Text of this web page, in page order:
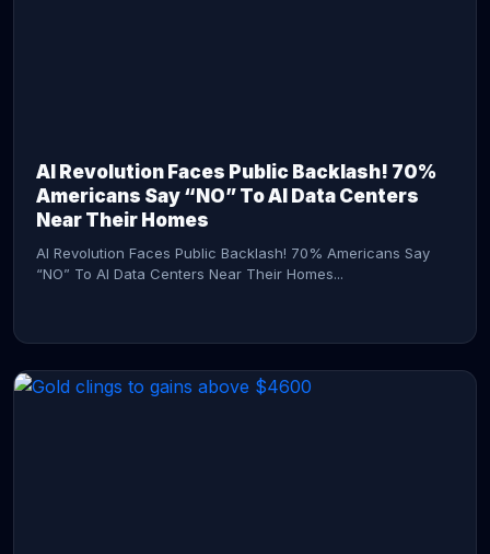
AI Revolution Faces Public Backlash! 70%
Americans Say “NO” To AI Data Centers
Near Their Homes
AI Revolution Faces Public Backlash! 70% Americans Say
“NO” To AI Data Centers Near Their Homes...